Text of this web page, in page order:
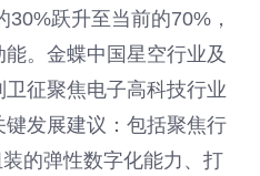
跃升至当前的70%，
。金蝶中国星空行业及
征聚焦电子高科技行业
发展建议：包括聚焦行
的弹性数字化能力、打